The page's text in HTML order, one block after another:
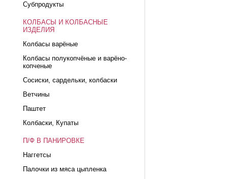
Субпродукты
КОЛБАСЫ И КОЛБАСНЫЕ
ИЗДЕЛИЯ
Колбасы варёные
Колбасы полукопчёные и варёно-
копченые
Сосиски, сардельки, колбаски
Ветчины
Паштет
Колбаски, Купаты
П/Ф В ПАНИРОВКЕ
Наггетсы
Палочки из мяса цыпленка